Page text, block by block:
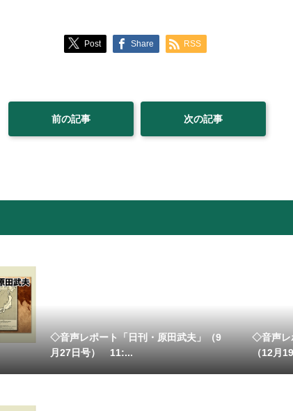
Post Share RSS
前の記事 次の記事
◇音声レポート「日刊・原田武夫」（9
月27日号） 11:...
◇音声レ
（12月